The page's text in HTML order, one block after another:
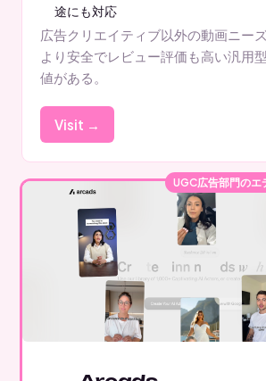
途にも対応
広告クリエイティブ以外の動画ニー
より安全でレビュー評価も高い汎用
値がある。
Visit →
UGC広告部門のエ